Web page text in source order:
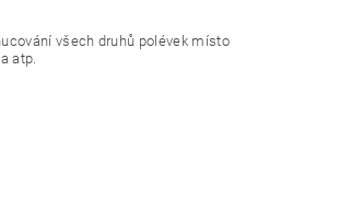
všech druhů polévek místo
atp.